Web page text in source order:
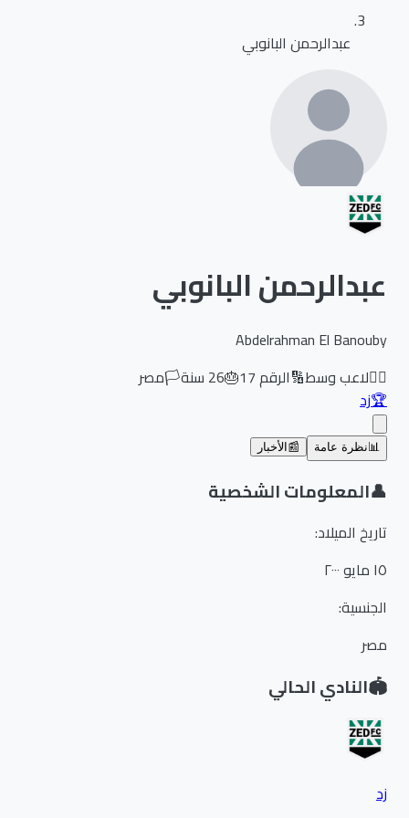
عبدالرحمن البانوبي
عبدالرحمن البانوبي
Abdelrahman El Banouby
لاعب وسط🔢الرقم17
🎂
26سنة🏳️مصر
زد
نظرة عامة 📰 الأخبار
المعلومات الشخصية
تاريخ الميلاد:
الجنسية:
مصر
النادي الحالي